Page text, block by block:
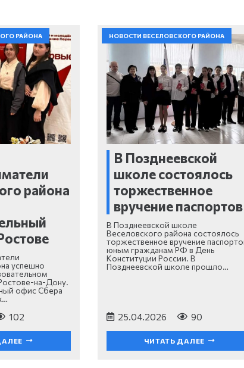
РАЙОНА
района
успешно
на-Дону.
офис Сбера
102
НОВОСТИ ВЕСЕЛОВСКОГО РАЙОНА
В Позднеевской
школе состоялось
торжественное
вручение паспортов
В Позднеевской школе
Веселовского района состоялось
торжественное вручение
юным гражданам РФ в День
Конституции России. В
Позднеевской школе прошло…
25.04.2026 90
ЧИТАТЬ ДАЛЕЕ